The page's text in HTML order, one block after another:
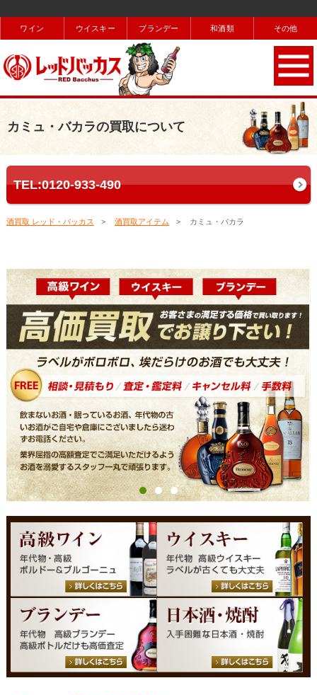
ワイン ウイスキー ブランデー 和酒類 その他
カミュ・バカラの買取について
TEL:0120-933-490
酒買取 レッド・バッカス 酒買取アイテム カミュ・バカラ